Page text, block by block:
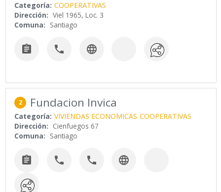
Categoría: COOPERATIVAS
Dirección: Viel 1965, Loc. 3
Comuna: Santiago
  
2 Fundacion Invica
Categoría: VIVIENDAS ECONOMICAS COOPERATIVAS
Dirección: Cienfuegos 67
Comuna: Santiago
   